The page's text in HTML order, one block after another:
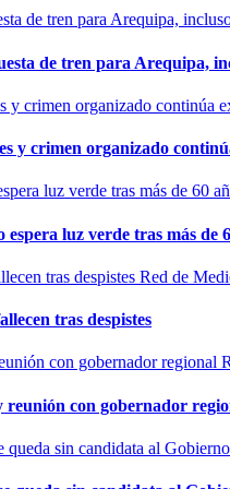
de tren para Arequipa,
y crimen organizado
luz verde tras más de
Red de
tras despistes
reunión con gobernador